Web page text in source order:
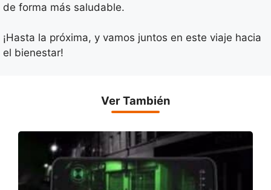
de forma más saludable.
¡Hasta la próxima, y vamos juntos en este viaje hacia
el bienestar!
Ver También